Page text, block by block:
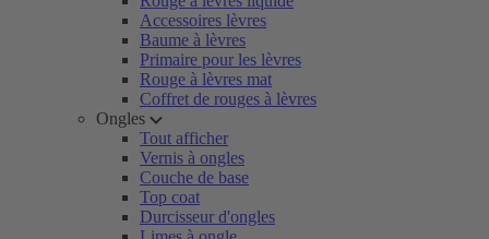
Accessoires lèvres
Baume à lèvres
Primaire pour les lèvres
Rouge à lèvres mat
Coffret de rouges à lèvres
Ongles
Tout afficher
Vernis à ongles
Couche de base
Top coat
Durcisseur d'ongles